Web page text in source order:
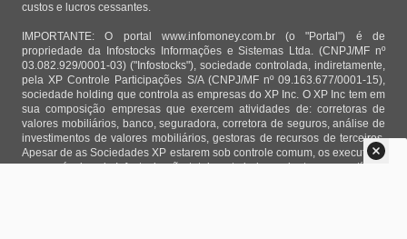
custos e lucros cessantes.
IMPORTANTE: O portal www.infomoney.com.br (o "Portal") é de
propriedade da Infostocks Informações e Sistemas Ltda. (CNPJ/MF nº
03.082.929/0001-03) ("Infostocks"), sociedade controlada, indiretamente,
pela XP Controle Participações S/A (CNPJ/MF nº 09.163.677/0001-15),
sociedade holding que controla as empresas do XP Inc. O XP Inc tem em
sua composição empresas que exercem atividades de: corretoras de
valores mobiliários, banco, seguradora, corretora de seguros, análise de
investimentos de valores mobiliários, gestoras de recursos de terceiros.
Apesar de as Sociedades XP estarem sob controle comum, os executivos
responsáveis pela Infostocks são totalmente independentes e as notícias,